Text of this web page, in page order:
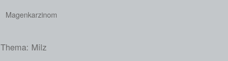
Magenkarzinom
Thema: Milz